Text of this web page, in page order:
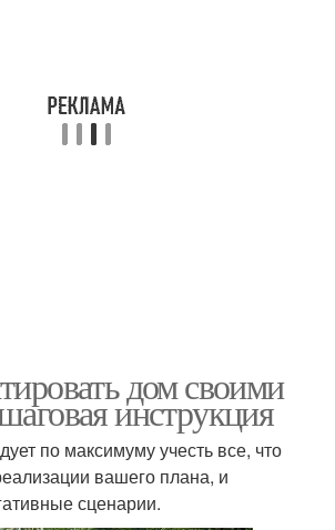
дом своими
инструкция
по максимуму учесть все, что
вашего плана, и
сценарии.